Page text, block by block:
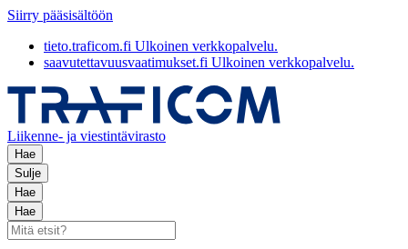
Siirry pääsisältöön
tieto.traficom.fi Ulkoinen verkkopalvelu.
saavutettavuusvaatimukset.fi Ulkoinen verkkopalvelu.
Liikenne- ja viestintävirasto
Hae
Sulje
Hae
Hae